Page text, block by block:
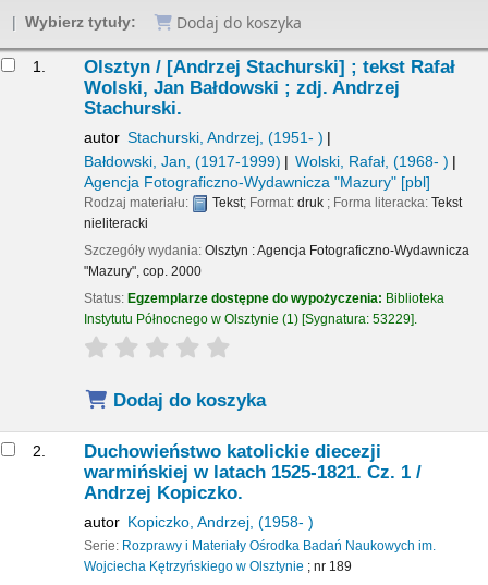
Wybierz tytuły: Dodaj do koszyka
1. Olsztyn / [Andrzej Stachurski] ; tekst Rafał
Wolski, Jan Bałdowski ; zdj. Andrzej
Stachurski.
autor Stachurski, Andrzej, (1951- )
Bałdowski, Jan , (1917-1999) Wolski, Rafał , (1968- )
Agencja Fotograficzno-Wydawnicza "Mazury"[pbl]
Rodzaj materiału: Tekst; Format: druk ; Forma literacka: Tekst
nieliteracki
Szczegóły wydania: Olsztyn :Agencja Fotograficzno-Wydawnicza
"Mazury", cop. 2000
Status: Egzemplarze dostępne do wypożyczenia: Biblioteka
Instytutu Północnego w Olsztynie (1) Sygnatura: 53229 .
star rating
Dodaj do koszyka
2.
Duchowieństwo katolickie diecezji
warmińskiej w latach 1525-1821. Cz. 1 /
Andrzej Kopiczko.
autor Kopiczko, Andrzej, (1958- )
Serie: Rozprawy i Materiały Ośrodka Badań Naukowych im.
Wojciecha Kętrzyńskiego w Olsztynie ; nr 189